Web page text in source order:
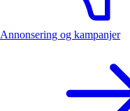
Annonsering og kampanjer